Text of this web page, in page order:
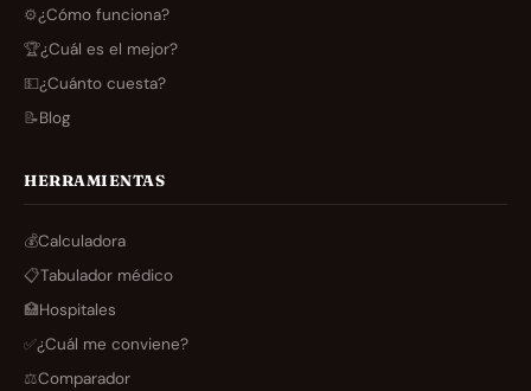
⚙️¿Cómo funciona?
🏆¿Cuál es el mejor?
💵¿Cuánto cuesta?
📝Blog
HERRAMIENTAS
💰Calculadora
📋Tabulador médico
🏥Hospitales
✅¿Cuál me conviene?
⚖️Comparador